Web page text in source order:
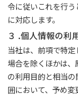
令に従いこれを行
に対応します。
３ .個人情報の利
当社は、前項で特
場合を除くほかは
の利用目的と相当
囲において、予め